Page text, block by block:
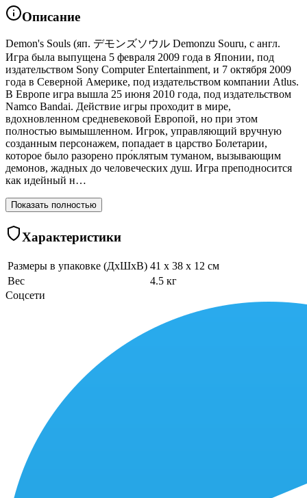
Описание
Demon's Souls (яп. デモンズソウル Demonzu Souru, с англ.
Игра была выпущена 5 февраля 2009 года в Японии, под
издательством Sony Computer Entertainment, и 7 октября 2009
года в Северной Америке, под издательством компании Atlus.
В Европе игра вышла 25 июня 2010 года, под издательством
Namco Bandai. Действие игры проходит в мире,
вдохновленном средневековой Европой, но при этом
полностью вымышленном. Игрок, управляющий вручную
созданным персонажем, попадает в царство Болетарии,
которое было разорено про́клятым туманом, вызывающим
демонов, жадных до человеческих душ. Игра преподносится
как идейный н…
Показать полностью
Характеристики
Размеры в упаковке (ДхШхВ) 41 x 38 x 12 см
Вес
4.5 кг
Соцсети